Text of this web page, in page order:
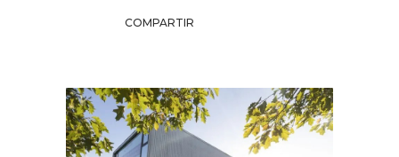
COMPARTIR